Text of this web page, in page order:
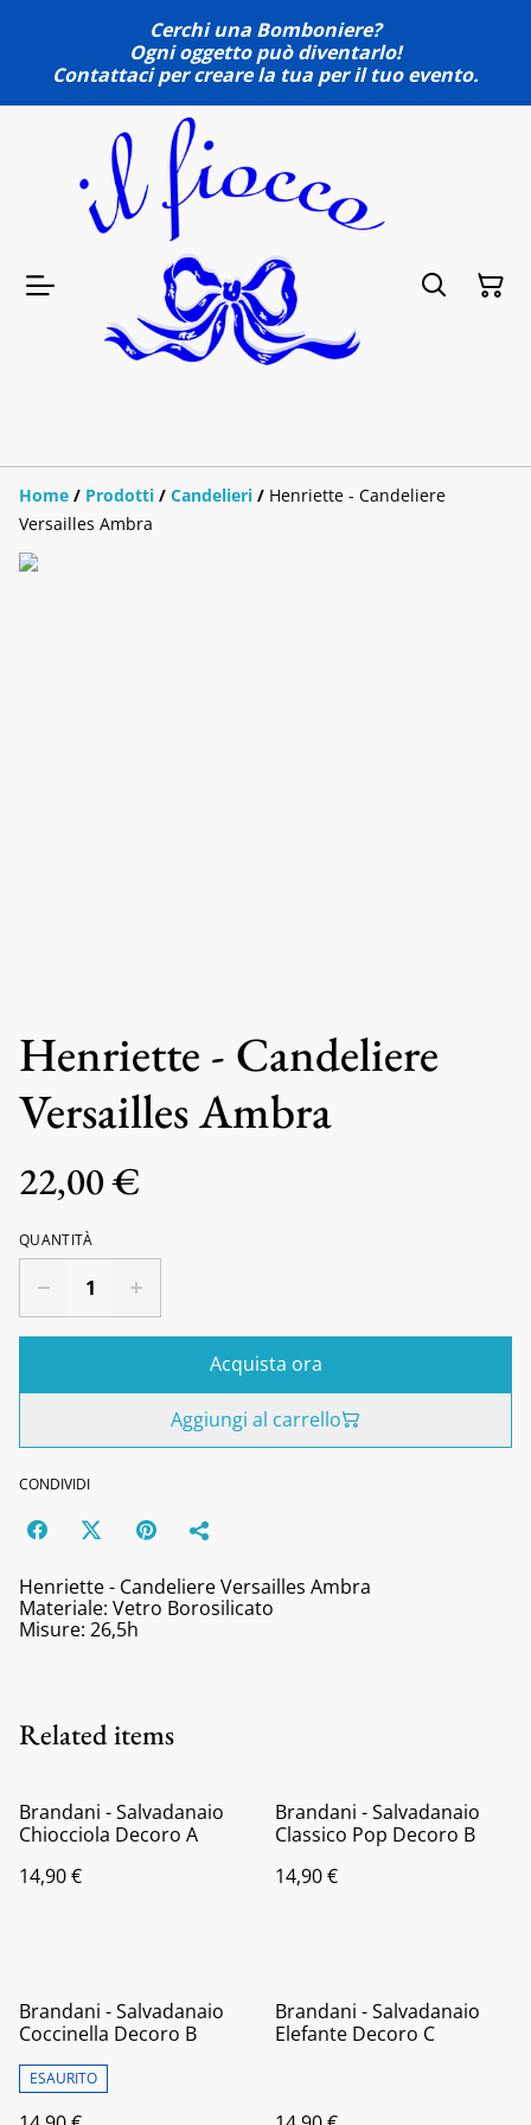
Cerchi una Bomboniere?
Ogni oggetto può diventarlo!
Contattaci per creare la tua per il tuo evento.
Home / Prodotti / Candelieri / Henriette - Candeliere
Versailles Ambra
Henriette - Candeliere
Versailles Ambra
22,00 €
QUANTITÀ
Acquista ora
Aggiungi al carrello
CONDIVIDI
Henriette - Candeliere Versailles Ambra
Materiale: Vetro Borosilicato
Misure: 26,5h
Related items
Brandani - Salvadanaio
Chiocciola Decoro A
14,90 €
Brandani - Salvadanaio
Classico Pop Decoro B
14,90 €
Brandani - Salvadanaio
Coccinella Decoro B
ESAURITO
Brandani - Salvadanaio
Elefante Decoro C